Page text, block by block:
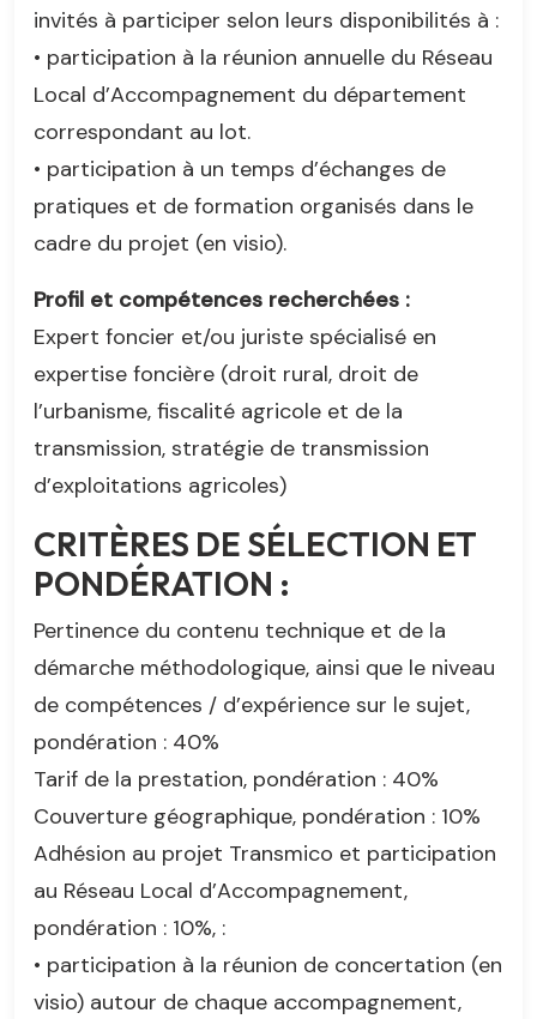
invités à participer selon leurs disponibilités à :
• participation à la réunion annuelle du Réseau
Local d’Accompagnement du département
correspondant au lot.
• participation à un temps d’échanges de
pratiques et de formation organisés dans le
cadre du projet (en visio).
Profil et compétences recherchées :
Expert foncier et/ou juriste spécialisé en
expertise foncière (droit rural, droit de
l’urbanisme, fiscalité agricole et de la
transmission, stratégie de transmission
d’exploitations agricoles)
CRITÈRES DE SÉLECTION ET
PONDÉRATION :
Pertinence du contenu technique et de la
démarche méthodologique, ainsi que le niveau
de compétences / d’expérience sur le sujet,
pondération : 40%
Tarif de la prestation, pondération : 40%
Couverture géographique, pondération : 10%
Adhésion au projet Transmico et participation
au Réseau Local d’Accompagnement,
pondération : 10%, :
• participation à la réunion de concertation (en
visio) autour de chaque accompagnement,